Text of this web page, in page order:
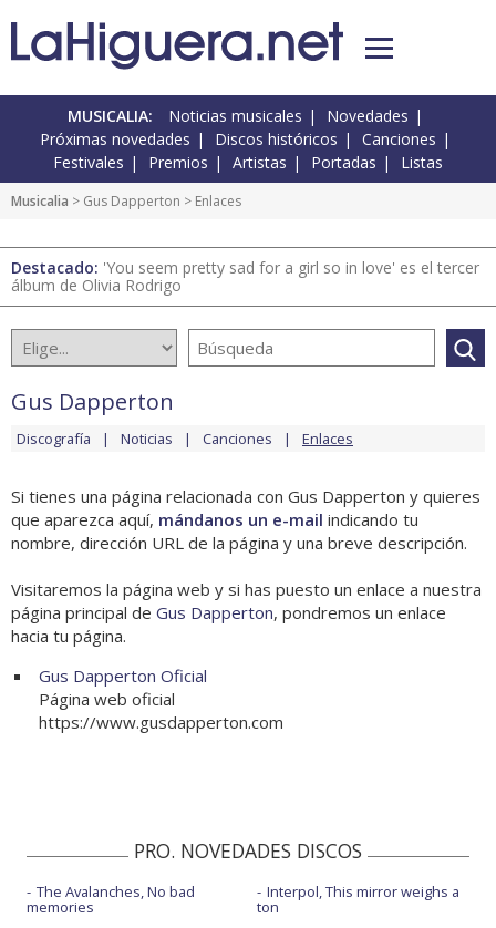
MUSICALIA: Noticias musicales
Novedades
Próximas novedades
Discos históricos
Canciones
Festivales
Premios Artistas Portadas Listas
Musicalia > Gus Dapperton > Enlaces
Destacado: 'You seem pretty sad for a girl so in love' es el tercer
álbum de Olivia Rodrigo
Gus Dapperton
Discografía Noticias Canciones Enlaces
Si tienes una página relacionada con Gus Dapperton y quieres
que aparezca aquí, mándanos un e-mail indicando tu
nombre, dirección URL de la página y una breve descripción.
Visitaremos la página web y si has puesto un enlace a nuestra
página principal de Gus Dapperton, pondremos un enlace
hacia tu página.
Gus Dapperton Oficial
Página web oficial
https://www.gusdapperton.com
PRO. NOVEDADES DISCOS
The Avalanches, No bad
memories
Interpol, This mirror weighs a
ton